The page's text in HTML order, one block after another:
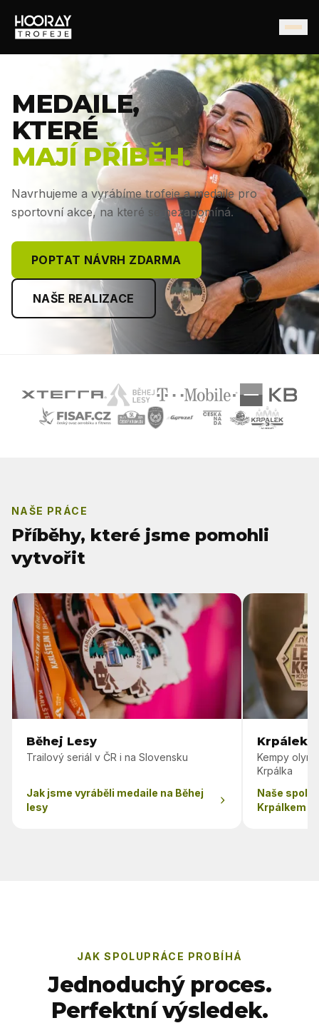
MEDAILE,
KTERÉ
MAJÍ PŘÍBĚH.
Navrhujeme a vyrábíme trofeje a medaile pro
sportovní akce, na které se nezapomíná.
POPTAT NÁVRH ZDARMA
NAŠE REALIZACE
NAŠE PRÁCE
Příběhy, které jsme pomohli
vytvořit
Běhej Lesy
Trailový seriál v ČR i na Slovensku
Jak jsme vyráběli medaile na Běhej
lesy
Krpálek
Kempy
Krpálka
Naše
Krpálkem
JAK SPOLUPRÁCE PROBÍHÁ
Jednoduchý proces.
Perfektní výsledek.